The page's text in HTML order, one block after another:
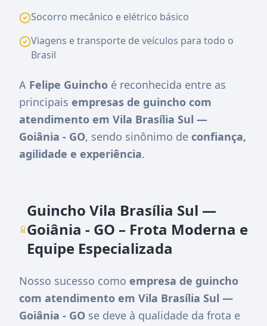
Socorro mecânico e elétrico básico
Viagens e transporte de veículos para todo o
Brasil
A Felipe Guincho é reconhecida entre as
principais empresas de guincho com
atendimento em Vila Brasília Sul —
Goiânia - GO, sendo sinônimo de confiança,
agilidade e experiência.
Guincho Vila Brasília Sul —
Goiânia - GO – Frota Moderna e
Equipe Especializada
Nosso sucesso como empresa de guincho
com atendimento em Vila Brasília Sul —
Goiânia - GO se deve à qualidade da frota e